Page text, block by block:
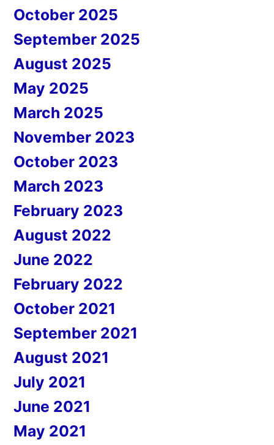
October 2025
September 2025
August 2025
May 2025
March 2025
November 2023
October 2023
March 2023
February 2023
August 2022
June 2022
February 2022
October 2021
September 2021
August 2021
July 2021
June 2021
May 2021